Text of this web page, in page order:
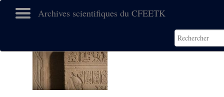
Archives scientifiques du CFEETK